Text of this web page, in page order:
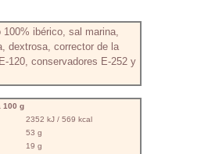
100% ibérico, sal marina,
dextrosa, corrector de la
120, conservadores E-252 y
100 g
2352 kJ / 569 kcal
53 g
19 g